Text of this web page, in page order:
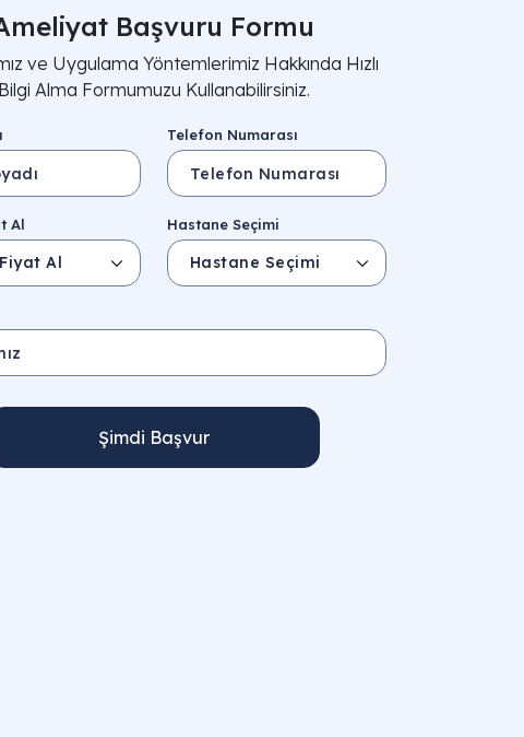
Başvuru Formu
ve Uygulama Yöntemlerimiz Hakkında Hızlı
Bilgi Alma Formumuzu Kullanabilirsiniz.
Telefon Numarası
Al Hastane Seçimi
Şimdi Başvur